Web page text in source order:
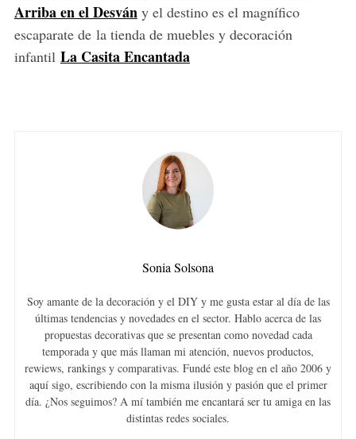
Arriba en el Desván y el destino es el magnífico
escaparate de la tienda de muebles y decoración
infantil La Casita Encantada
Sonia Solsona
Soy amante de la decoración y el DIY y me gusta estar al día de las
últimas tendencias y novedades en el sector. Hablo acerca de las
propuestas decorativas que se presentan como novedad cada
temporada y que más llaman mi atención, nuevos productos,
rewiews, rankings y comparativas. Fundé este blog en el año 2006 y
aquí sigo, escribiendo con la misma ilusión y pasión que el primer
día. ¿Nos seguimos? A mí también me encantará ser tu amiga en las
distintas redes sociales.